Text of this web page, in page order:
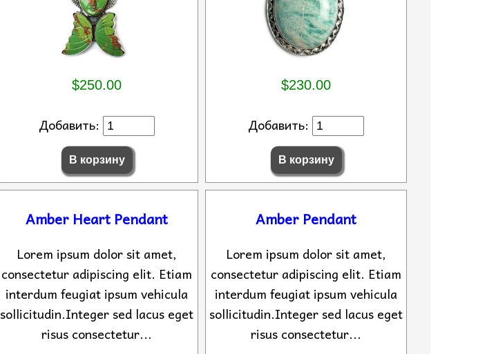
$250.00
Добавить:
$230.00
Добавить:
Amber Heart Pendant
Lorem ipsum dolor sit amet,
consectetur adipiscing elit. Etiam
interdum feugiat ipsum vehicula
sollicitudin.Integer sed lacus eget
risus consectetur...
Amber Pendant
Lorem ipsum dolor sit amet,
consectetur adipiscing elit. Etiam
interdum feugiat ipsum vehicula
sollicitudin.Integer sed lacus eget
risus consectetur...